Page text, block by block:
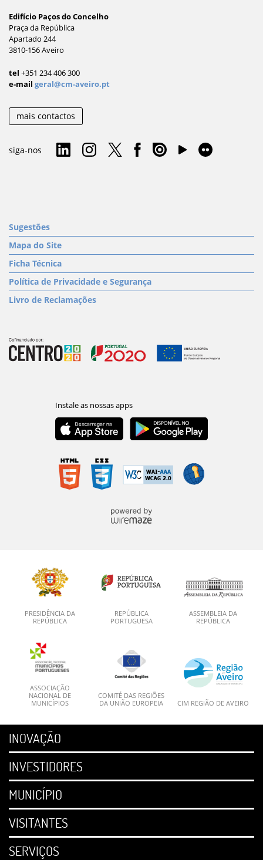
Edifício Paços do Concelho
Praça da República
Apartado 244
3810-156 Aveiro
tel +351 234 406 300
e-mail geral@cm-aveiro.pt
mais contactos
siga-nos
Sugestões
Mapa do Site
Ficha Técnica
Política de Privacidade e Segurança
Livro de Reclamações
PRESIDÊNCIA DA
REPÚBLICA
REPÚBLICA
PORTUGUESA
ASSEMBLEIA DA
REPÚBLICA
ASSOCIAÇÃO
NACIONAL DE
MUNICÍPIOS
COMITÉ DAS REGIÕES
DA UNIÃO EUROPEIA
CIM REGIÃO DE AVEIRO
INOVAÇÃO
INVESTIDORES
MUNICÍPIO
VISITANTES
SERVIÇOS